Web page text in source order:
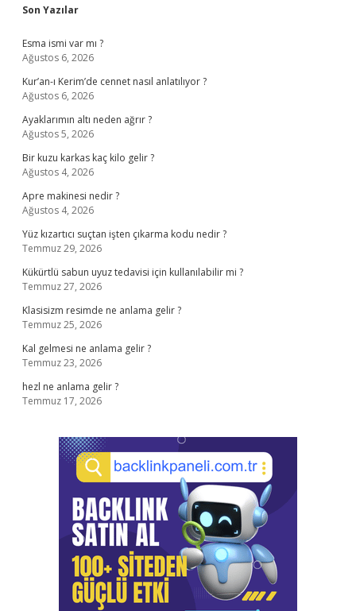
Sidebar
Son Yazılar
Esma ismi var mı ?
Ağustos 6, 2026
Kur’an-ı Kerim’de cennet nasıl anlatılıyor ?
Ağustos 6, 2026
Ayaklarımın altı neden ağrır ?
Ağustos 5, 2026
Bir kuzu karkas kaç kilo gelir ?
Ağustos 4, 2026
Apre makinesi nedir ?
Ağustos 4, 2026
Yüz kızartıcı suçtan işten çıkarma kodu nedir ?
Temmuz 29, 2026
Kükürtlü sabun uyuz tedavisi için kullanılabilir mi ?
Temmuz 27, 2026
Klasisizm resimde ne anlama gelir ?
Temmuz 25, 2026
Kal gelmesi ne anlama gelir ?
Temmuz 23, 2026
hezl ne anlama gelir ?
Temmuz 17, 2026